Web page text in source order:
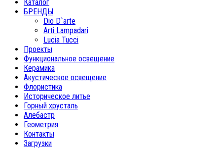
Каталог
БРЕНДЫ
Dio D`arte
Arti Lampadari
Lucia Tucci
Проекты
Функциональное освещение
Керамика
Акустическое освещение
Флористика
Историческое литье
Горный хрусталь
Алебастр
Геометрия
Контакты
Загрузки